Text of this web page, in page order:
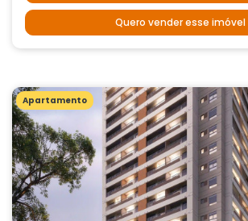
Quero vender esse imóvel
Apartamento